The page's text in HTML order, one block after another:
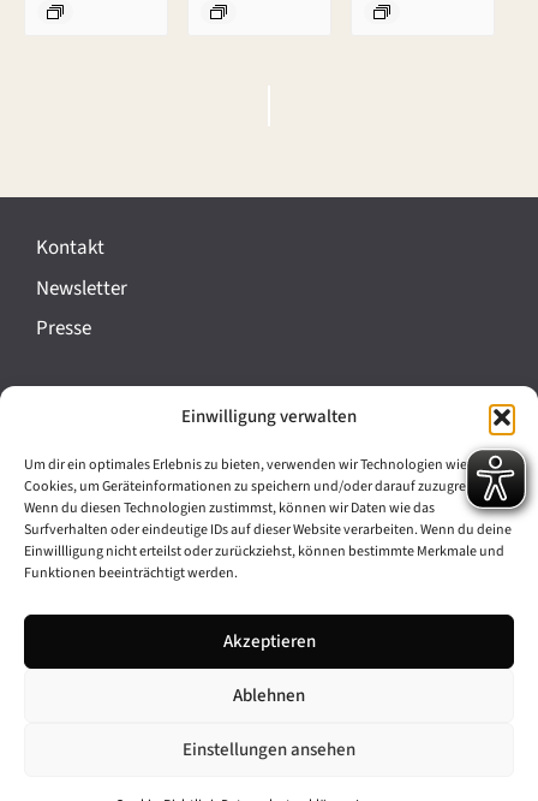
Einwilligung verwalten
Um dir ein optimales Erlebnis zu bieten, verwenden wir Technologien wie
Cookies, um Geräteinformationen zu speichern und/oder darauf zuzugreifen.
Wenn du diesen Technologien zustimmst, können wir Daten wie das
Surfverhalten oder eindeutige IDs auf dieser Website verarbeiten. Wenn du deine
Einwillligung nicht erteilst oder zurückziehst, können bestimmte Merkmale und
Funktionen beeinträchtigt werden.
Akzeptieren
Ablehnen
Einstellungen ansehen
e
a
n
t
l
t
u
g
-
Kontakt
Newsletter
Presse
Cookie-Richtlinie (EU)
Barrierefreiheit